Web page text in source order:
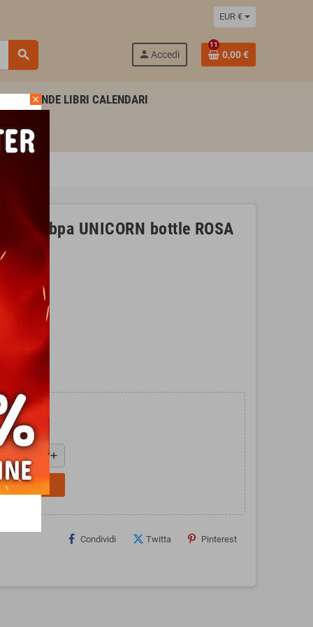
EUR €
search person Accedi
11
0,00 €
AGENDE LIBRI CALENDARI
litro
bpa UNICORN bottle ROSA
add
Condividi Twitta Pinterest
close